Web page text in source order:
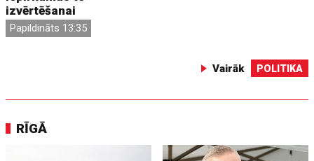
izvērtēšanai
Papildināts 13:35
Vairāk POLITIKA
RĪGĀ